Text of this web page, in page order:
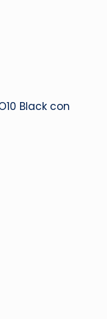
Black con